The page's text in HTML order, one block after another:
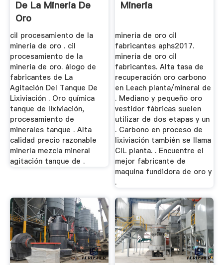
De La Mineria De
Oro
cil procesamiento de la
mineria de oro . cil
procesamiento de la
mineria de oro. álogo de
fabricantes de La
Agitación Del Tanque De
Lixiviación . Oro química
tanque de lixiviación,
procesamiento de
minerales tanque . Alta
calidad precio razonable
minería mezcla mineral
agitación tanque de .
Mineria
mineria de oro cil
fabricantes aphs2017.
mineria de oro cil
fabricantes. Alta tasa de
recuperación oro carbono
en Leach planta/mineral de
. Mediano y pequeño oro
vestidor fábricas suelen
utilizar de dos etapas y un
. Carbono en proceso de
lixiviación también se llama
CIL planta. . Encuentre el
mejor fabricante de
maquina fundidora de oro y
.